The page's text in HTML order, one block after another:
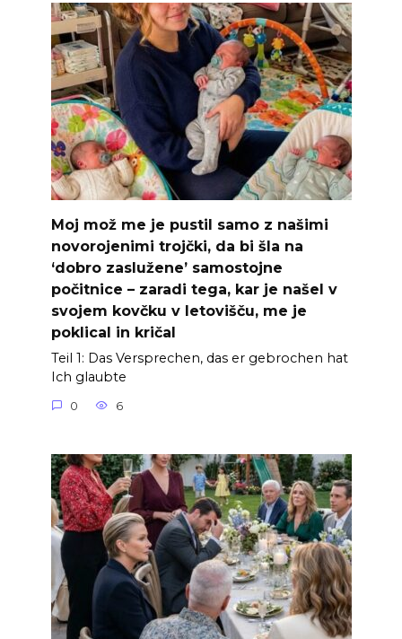
Moj mož me je pustil samo z našimi
novorojenimi trojčki, da bi šla na
‘dobro zaslužene’ samostojne
počitnice – zaradi tega, kar je našel v
svojem kovčku v letovišču, me je
poklical in kričal
Teil 1: Das Versprechen, das er gebrochen hat
Ich glaubte
0 6